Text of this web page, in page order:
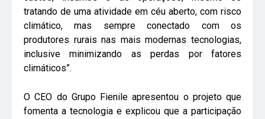
tratando de uma atividade em céu aberto, com risco
climático, mas sempre conectado com os
produtores rurais nas mais modernas tecnologias,
inclusive minimizando as perdas por fatores
climáticos”.
O CEO do Grupo Fienile apresentou o projeto que
fomenta a tecnologia e explicou que a participação